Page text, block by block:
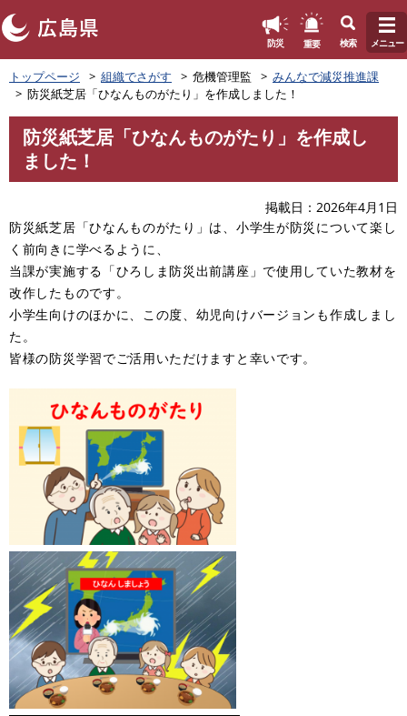
ペ
ー
の
で
防災 重要 検索 メニュー
トップページ 組織でさがす 危機管理監
みんなで減災推進課
防災紙芝居「ひなんものがたり」を作成しました！
防災紙芝居「ひなんものがたり」を作成し
ました！
掲載日
2026年4月1日
防災紙芝居「ひなんものがたり」は、小学生が防災について楽し
く前向きに学べるように、
当課が実施する「ひろしま防災出前講座」で使用していた教材を
改作したものです。
小学生向けのほかに、この度、幼児向けバージョンも作成しまし
た。
皆様の防災学習でご活用いただけますと幸いです。